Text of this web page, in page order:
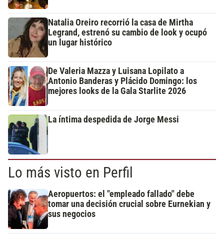
Natalia Oreiro recorrió la casa de Mirtha
Legrand, estrenó su cambio de look y ocupó
un lugar histórico
De Valeria Mazza y Luisana Lopilato a
Antonio Banderas y Plácido Domingo: los
mejores looks de la Gala Starlite 2026
La íntima despedida de Jorge Messi
Lo más visto en Perfil
Aeropuertos: el "empleado fallado" debe
tomar una decisión crucial sobre Eurnekian y
sus negocios